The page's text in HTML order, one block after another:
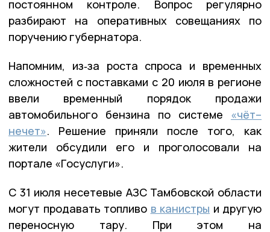
постоянном контроле. Вопрос регулярно
разбирают на оперативных совещаниях по
поручению губернатора.
Напомним, из‑за роста спроса и временных
сложностей с поставками с 20 июля в регионе
ввели временный порядок продажи
автомобильного бензина по системе «чёт–
нечет». Решение приняли после того, как
жители обсудили его и проголосовали на
портале «Госуслуги».
С 31 июля несетевые АЗС Тамбовской области
могут продавать топливо в канистры и другую
переносную тару. При этом на